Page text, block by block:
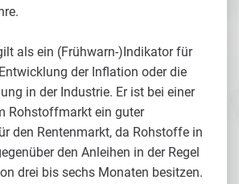
als ein (Frühwarn-)Indikator für
der Inflation oder die
in der Industrie. Er ist bei einer
Rohstoffmarkt ein guter
den Rentenmarkt, da Rohstoffe in
den Anleihen in der Regel
drei bis sechs Monaten besitzen.